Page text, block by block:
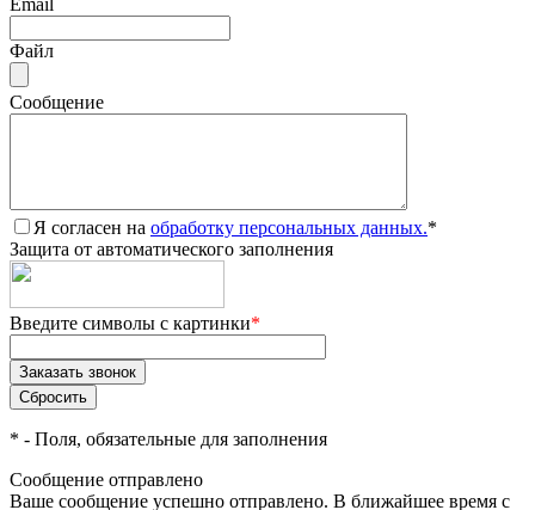
Email
Файл
Сообщение
Я согласен на обработку персональных данных.*
Защита от автоматического заполнения
Введите символы с картинки*
* - Поля, обязательные для заполнения
Сообщение отправлено
Ваше сообщение успешно отправлено. В ближайшее время с